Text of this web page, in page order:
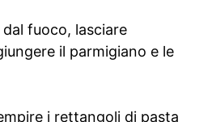
fuoco, lasciare
il parmigiano e le
i rettangoli di pasta